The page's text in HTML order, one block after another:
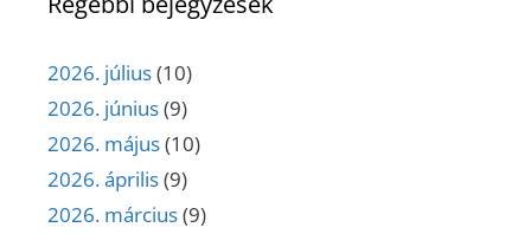
2026. július(10)
2026. június(9)
2026. május(10)
2026. április(9)
2026. március(9)